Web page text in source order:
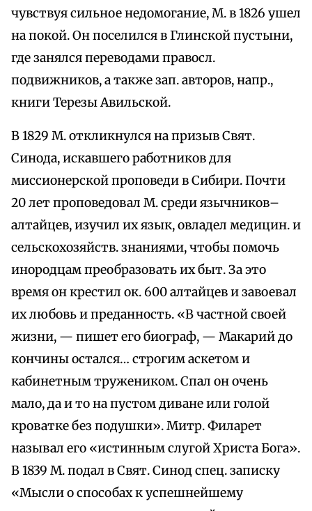
чувствуя сильное недомогание, М. в 1826 ушел
на покой. Он поселился в Глинской пустыни,
где занялся переводами правосл.
подвижников, а также зап. авторов, напр.,
книги Терезы Авильской.
В 1829 М. откликнулся на призыв Свят.
Синода, искавшего работников для
миссионерской проповеди в Сибири. Почти
20 лет проповедовал М. среди язычников–
алтайцев, изучил их язык, овладел медицин. и
сельскохозяйств. знаниями, чтобы помочь
инородцам преобразовать их быт. За это
время он крестил ок. 600 алтайцев и завоевал
их любовь и преданность. «В частной своей
жизни, — пишет его биограф, — Макарий до
кончины остался… строгим аскетом и
кабинетным тружеником. Спал он очень
мало, да и то на пустом диване или голой
кроватке без подушки». Митр. Филарет
называл его «истинным слугой Христа Бога».
В 1839 М. подал в Свят. Синод спец. записку
«Мысли о способах к успешнейшему